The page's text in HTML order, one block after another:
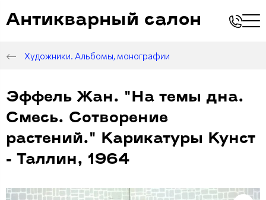
Антикварный салон
Художники. Альбомы, монографии
Эффель Жан. "На темы дна.
Смесь. Сотворение
растений." Карикатуры Кунст
- Таллин, 1964